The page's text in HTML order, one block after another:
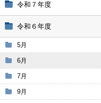
令和７年度
令和６年度
5月
6月
7月
9月